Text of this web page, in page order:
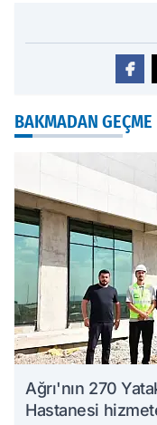
BAKMADAN GEÇME
Ağrı'nın 270
Hastanesi